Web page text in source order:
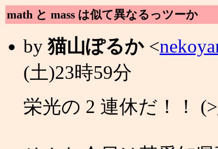
math と mass は似て異なるっツーか
by猫山ぽるか<
(土)23時59分
栄光の 2 連休だ！！